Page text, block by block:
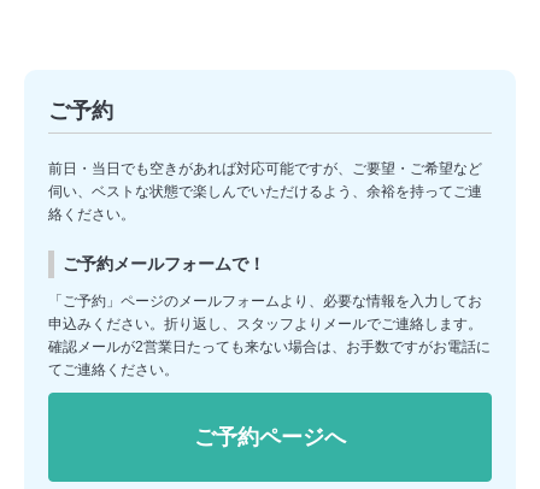
ご予約
前日・当日でも空きがあれば対応可能ですが、ご要望・ご希望など
伺い、ベストな状態で楽しんでいただけるよう、余裕を持ってご連
絡ください。
ご予約メールフォームで！
「ご予約」ページのメールフォームより、必要な情報を入力してお
申込みください。折り返し、スタッフよりメールでご連絡します。
確認メールが2営業日たっても来ない場合は、お手数ですがお電話に
てご連絡ください。
ご予約ページへ